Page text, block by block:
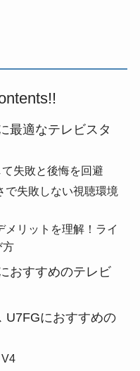
最適なテレビスタ
失敗と後悔を回避
失敗しない視聴環境
リットを理解！ライ
方
おすすめのテレビ
U7FGにおすすめの